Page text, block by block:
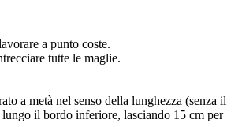
a punto coste.
tutte le maglie.
a metà nel senso della lunghezza (senza il
il bordo inferiore, lasciando 15 cm per